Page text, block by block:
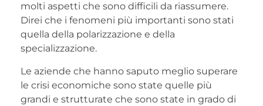
molti aspetti che sono difficili da riassumere.
Direi che i fenomeni più importanti sono stati
quella della polarizzazione e della
specializzazione.
Le aziende che hanno saputo meglio superare
le crisi economiche sono state quelle più
grandi e strutturate che sono state in grado di